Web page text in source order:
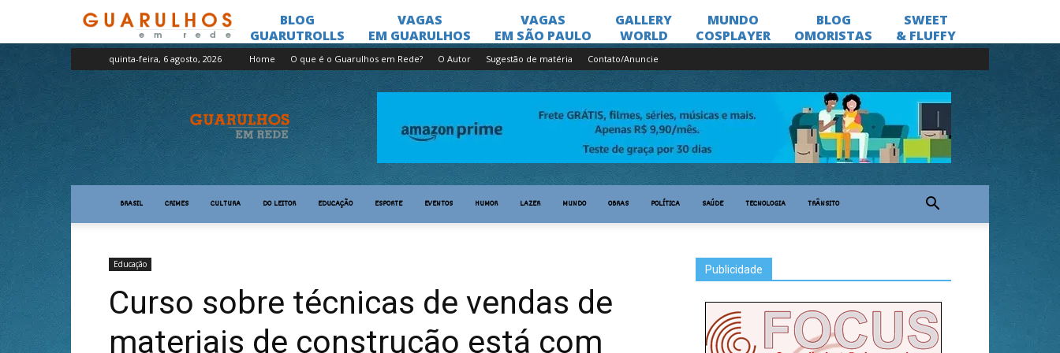
quinta-feira, 6 agosto, 2026 Home O que é o Guarulhos em Rede? O Autor Sugestão de matéria Contato/Anuncie
Guarulhos
em
Rede
BRASIL CRIMES CULTURA DO LEITOR EDUCAÇÃO ESPORTE EVENTOS HUMOR LAZER MUNDO OBRAS POLÍTICA SAÚDE TECNOLOGIA TRÂNSITO
Educação
Curso sobre técnicas de vendas de
materiais de construção está com
Publicidade